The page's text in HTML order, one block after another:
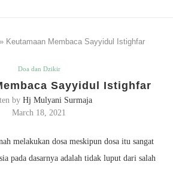
» Keutamaan Membaca Sayyidul Istighfar
Doa dan Dzikir
Sayyidul Istighfar
by Hj Mulyani Surmaja
March 18, 2021
melakukan dosa meskipun dosa itu sangat
pada dasarnya adalah tidak luput dari salah